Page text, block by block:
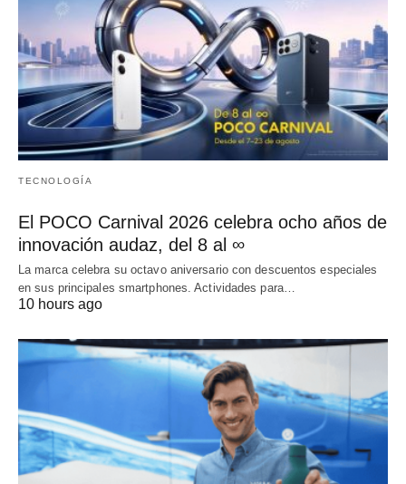
TECNOLOGÍA
El POCO Carnival 2026 celebra ocho años de
innovación audaz, del 8 al ∞
La marca celebra su octavo aniversario con descuentos especiales
en sus principales smartphones. Actividades para…
10 hours ago